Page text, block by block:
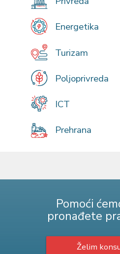
Energetika
Turizam
Poljoprivreda
ICT
Prehrana
Pomoći
pronađete
Želim